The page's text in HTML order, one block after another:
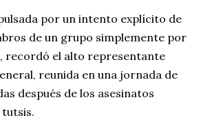
por un intento explícito de
de un grupo simplemente por
recordó el alto representante
reunida en una jornada de
después de los asesinatos